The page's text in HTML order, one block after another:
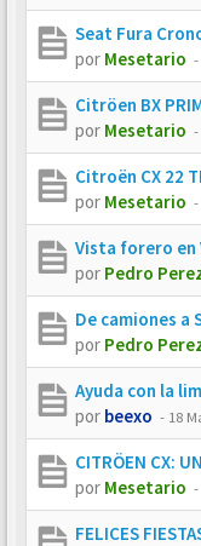
Seat Fura
por Mesetario -
Citröen BX
por Mesetario -
Citroën CX 22
por Mesetario -
Vista forero en
por Pedro
De camiones a
por Pedro
Ayuda con la
por beexo - 18
CITRÖEN CX:
por Mesetario -
FELICES